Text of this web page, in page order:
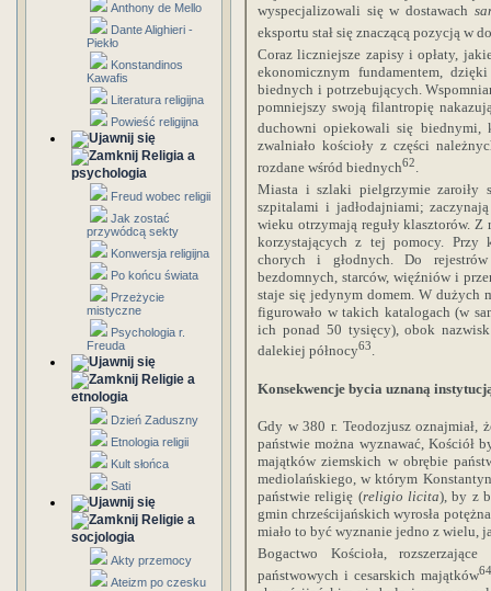
Anthony de Mello
Dante Alighieri -
Piekło
Konstandinos
Kawafis
Literatura religijna
Powieść religijna
Religia a
psychologia
Freud wobec religii
Jak zostać
przywódcą sekty
Konwersja religijna
Po końcu świata
Przeżycie
mistyczne
Psychologia r.
Freuda
Religie a
etnologia
Dzień Zaduszny
Etnologia religii
Kult słońca
Sati
Religie a
socjologia
Akty przemocy
Ateizm po czesku
wyspecjalizowali się w dostawach
eksportu stał się znaczącą pozycją w
Coraz liczniejsze zapisy i opłaty,
ekonomicznym fundamentem,
biednych i potrzebujących.
pomniejszy swoją filantropię
duchowni opiekowali się biednymi,
zwalniało kościoły z części
rozdane wśród biednych62
Miasta i szlaki pielgrzymie zaroiły
szpitalami i jadłodajniami;
wieku otrzymają reguły klasztorów.
korzystających z tej pomocy. Przy
chorych i głodnych. Do
bezdomnych, starców, więźniów i
staje się jedynym domem. W dużych
figurowało w takich katalogach (w
ich ponad 50 tysięcy), obok
dalekiej północy63.
Konsekwencje bycia uznaną
Gdy w 380 r. Teodozjusz oznajmiał,
państwie można wyznawać, Kościół
majątków ziemskich w obrębie
mediolańskiego, w którym
państwie religię (religio licita), by z
gmin chrześcijańskich wyrosła
miało to być wyznanie jedno z wielu,
Bogactwo Kościoła,
państwowych i cesarskich majątków64